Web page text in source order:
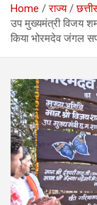
Home राज्य
उप मुख्यमंत्री विजय
किया भोरमदेव जंगल